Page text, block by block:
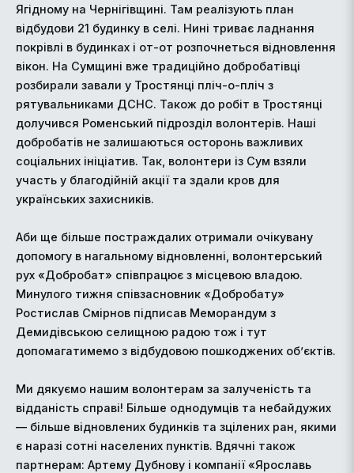
Ягідному на Чернігівщині. Там реалізують план
відбудови 21 будинку в селі. Нині триває ладнання
покрівлі в будинках і от-от розпочнеться відновлення
вікон. На Сумщині вже традиційно добробатівці
розбирали завали у Тростянці пліч-о-пліч з
рятувальниками ДСНС. Також до робіт в Тростянці
долучився Роменський підрозділ волонтерів. Наші
добробатів не залишаються осторонь важливих
соціальних ініціатив. Так, волонтери із Сум взяли
участь у благодійній акції та здали кров для
українських захисників.
Аби ще більше постраждалих отримали очікувану
допомогу в нагальному відновленні, волонтерський
рух «Добробат» співпрацює з місцевою владою.
Минулого тижня співзасновник «Добробату»
Ростислав Смірнов підписав Меморандум з
Демидівською селищною радою тож і тут
допомагатимемо з відбудовою пошкоджених об’єктів.
Ми дякуємо нашим волонтерам за залученість та
відданість справі! Більше однодумців та небайдужих
— більше відновлених будинків та зцілених ран, якими
є наразі сотні населених пунктів. Вдячні також
партнерам: Артему Дубнову і компанії «Ярославь